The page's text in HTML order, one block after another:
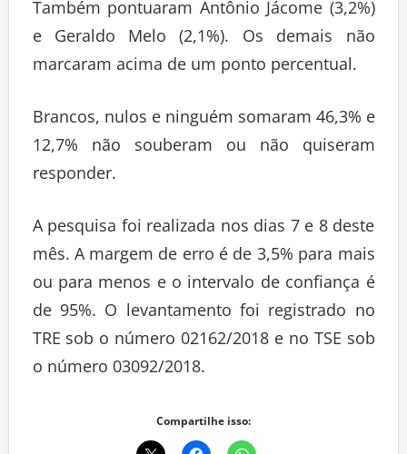
Também pontuaram Antônio Jácome (3,2%)
e Geraldo Melo (2,1%). Os demais não
marcaram acima de um ponto percentual.
Brancos, nulos e ninguém somaram 46,3% e
12,7% não souberam ou não quiseram
responder.
A pesquisa foi realizada nos dias 7 e 8 deste
mês. A margem de erro é de 3,5% para mais
ou para menos e o intervalo de confiança é
de 95%. O levantamento foi registrado no
TRE sob o número 02162/2018 e no TSE sob
o número 03092/2018.
Compartilhe isso: